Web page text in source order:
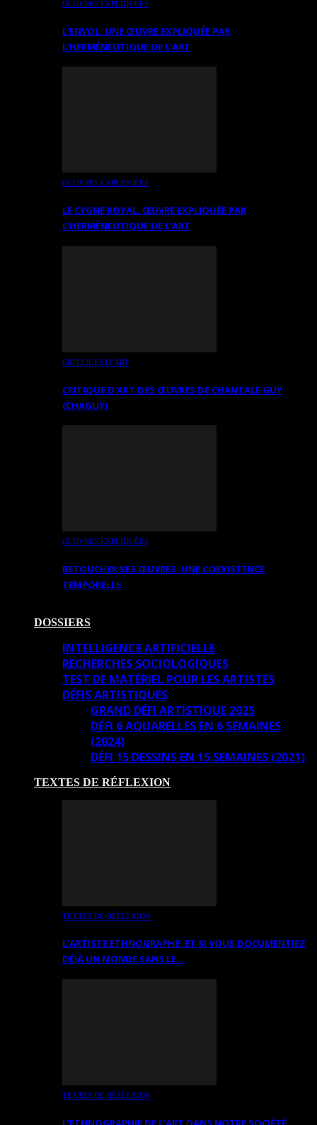
OEUVRES EXPLIQUÉES
L’ENVOL, UNE ŒUVRE EXPLIQUÉE PAR
L’HERMÉNEUTIQUE DE L’ART
OEUVRES EXPLIQUÉES
LE CYGNE ROYAL. ŒUVRE EXPLIQUÉE PAR
L’HERMÉNEUTIQUE DE L’ART
CRITIQUES D’ART
CRITIQUE D’ART DES ŒUVRES DE CHANTALE GUY
(CHAGUY)
OEUVRES EXPLIQUÉES
RETOUCHER SES ŒUVRES. UNE COEXISTENCE
TEMPORELLE
DOSSIERS
INTELLIGENCE ARTIFICIELLE
RECHERCHES SOCIOLOGIQUES
TEST DE MATÉRIEL POUR LES ARTISTES
DÉFIS ARTISTIQUES
GRAND DÉFI ARTISTIQUE 2025
DÉFI 6 AQUARELLES EN 6 SEMAINES
(2024)
DÉFI 15 DESSINS EN 15 SEMAINES (2021)
TEXTES DE RÉFLEXION
TEXTES DE RÉFLEXION
L’ARTISTE ETHNOGRAPHE: ET SI VOUS DOCUMENTIEZ
DÉJÀ UN MONDE SANS LE…
TEXTES DE RÉFLEXION